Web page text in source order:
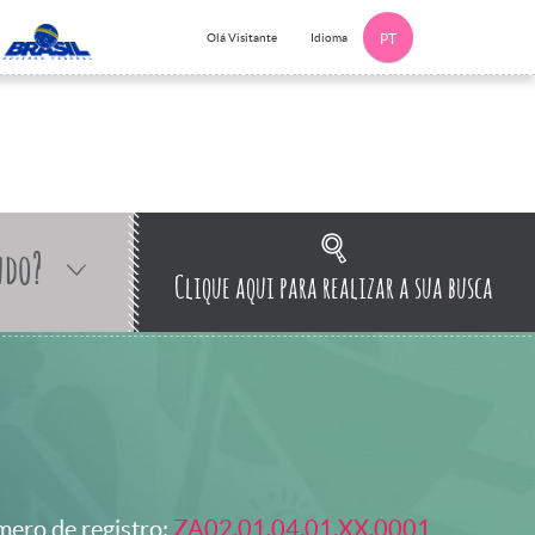
Olá Visitante Idioma PT
Clique aqui para realizar a sua busca
de registro: ZA02.01.04.01.XX.0001